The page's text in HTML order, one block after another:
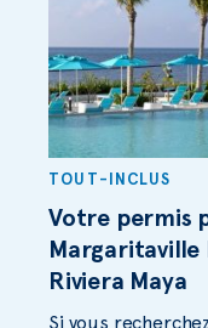
TOUT-INCLUS
Votre permis
Margaritaville
Riviera Maya
Si vous